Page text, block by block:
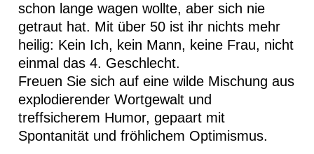
schon lange wagen wollte, aber sich nie
getraut hat. Mit über 50 ist ihr nichts mehr
heilig: Kein Ich, kein Mann, keine Frau, nicht
einmal das 4. Geschlecht.
Freuen Sie sich auf eine wilde Mischung aus
explodierender Wortgewalt und
treffsicherem Humor, gepaart mit
Spontanität und fröhlichem Optimismus.